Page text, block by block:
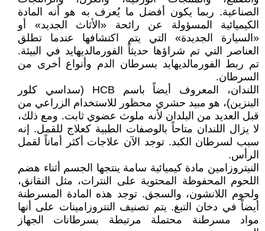
الصناعية. ربما يكون أفضل ما يُعرف به هو أنه المادة
الكيميائية المسؤولة عن رائحة «الأثاث الجديد» أو
«السيارة الجديدة» التي يتم اكتشافها عندما تطلق
العناصر التي تم شراؤها حديثاً الفورمالديهايد في البيئة.
تم ربط الفورمالديهايد بسرطان الدم وأنواع أخرى من
السرطان.
اللندان، المعروف أيضاً باسم HCB (سداسي كلور
البنزين)، هو مبيد حشري محظور للاستخدام الزراعي من
قبل العديد من البلدان لأنه ملوث عضوي ثابت. ومع ذلك،
لا يزال اللندان متاحاً بالوصفات الطبية كعلاج للقمل. إنه
سبب لسرطان الكبد. توجد الآن علاجات أكثر أماناً لقمل
الرأس.
النيتروزامين مادة كيميائية سامة ينتجها الجسم أثناء هضم
اللحوم المحفوظة المحتوية على النترات، مثل النقانق،
ولحوم اللانشون، والسجق. توجد هذه المادة المسرطنة
أيضاً في دخان التبغ. يتم تصنيف النتروزامينات على أنها
مواد مسرطنة محتملة مرتبطة بسرطانات الجهاز